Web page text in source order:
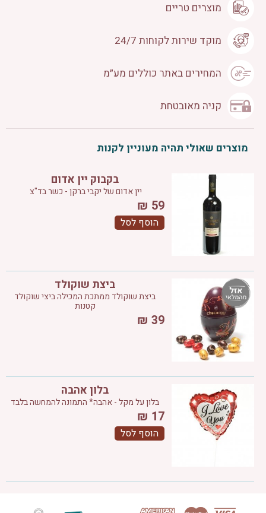
מוצרים טריים
מוקד שירות לקוחות 24/7
המחירים באתר כוללים מע״מ
קניה מאובטחת
מוצרים שאולי תהיה מעוניין לקנות
בקבוק יין אדום
יין אדום של יקבי ברקן - כשר בד"צ
59
₪
הוסף לסל
ביצת שוקולד
ביצת שוקולד ממתכת המכילה ביצי שוקולד
קטנות
39
₪
בלון אהבה
בלון על מקל - אהבה* התמונה להמחשה בלבד
17
₪
הוסף לסל